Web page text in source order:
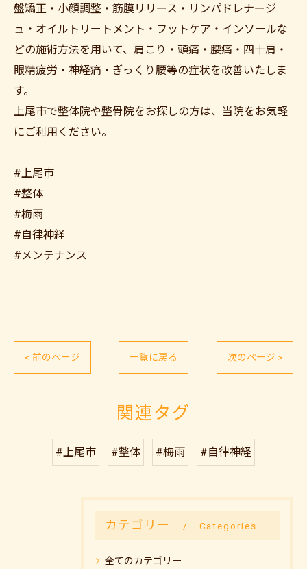
盤矯正・小顔調整・筋膜リリース・リンパドレナージ
ュ・オイルトリートメント・フットケア・インソールな
どの施術方法を用いて、肩こり・頭痛・腰痛・四十肩・
眼精疲労・神経痛・ぎっくり腰等の症状を改善いたしま
す。
上尾市で整体院や整骨院をお探しの方は、当院をお気軽
にご利用ください。
#上尾市
#整体
#梅雨
#自律神経
#メンテナンス
< 前のページ 一覧に戻る 次のページ >
関連タグ
#上尾市 #整体 #梅雨 #自律神経
カテゴリー Categories
全てのカテゴリー